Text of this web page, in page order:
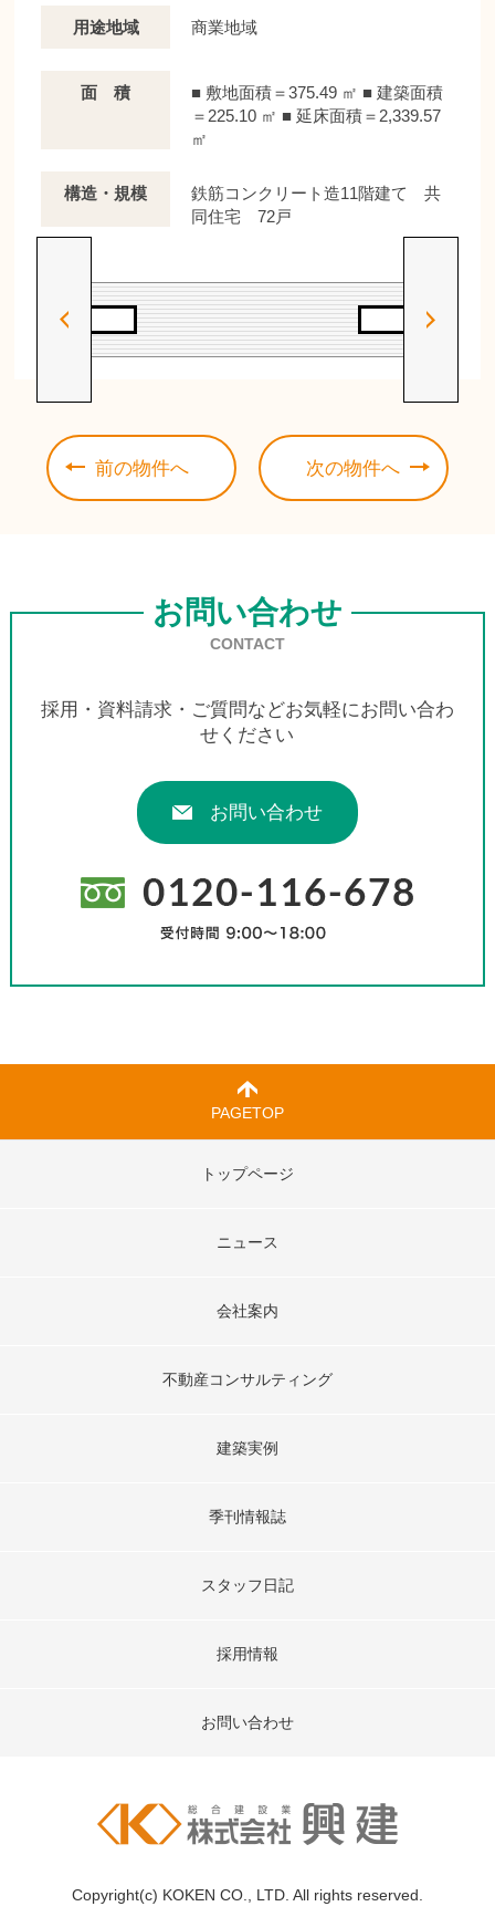
用途地域 商業地域
面 積
■ 敷地面積＝375.49 ㎡ ■ 建築面積
＝225.10 ㎡ ■ 延床面積＝2,339.57
㎡
構造・規模
鉄筋コンクリート造11階建て 共
同住宅 72戸
前の物件へ 次の物件へ
お問い合わせ
CONTACT
採用・資料請求・ご質問などお気軽にお問い合わ
せください
お問い合わせ
PAGETOP
トップページ
ニュース
会社案内
不動産コンサルティング
建築実例
季刊情報誌
スタッフ日記
採用情報
お問い合わせ
Copyright(c) KOKEN CO., LTD. All rights reserved.